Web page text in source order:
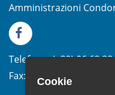
Amministrazioni
Telefono:(+39)
Fax:
(+39) 06.99.33.19.10
Cookie